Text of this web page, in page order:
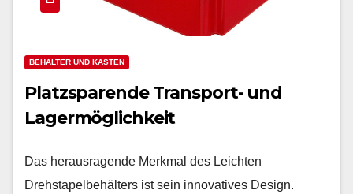
BEHÄLTER UND KÄSTEN
Platzsparende Transport- und
Lagermöglichkeit
Das herausragende Merkmal des Leichten
Drehstapelbehälters ist sein innovatives Design.